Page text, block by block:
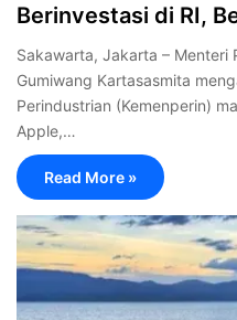
Berinvestasi di RI,
Sakawarta, Jakarta – Menteri
Gumiwang Kartasasmita
Perindustrian (Kemenperin)
Apple,…
Read More »